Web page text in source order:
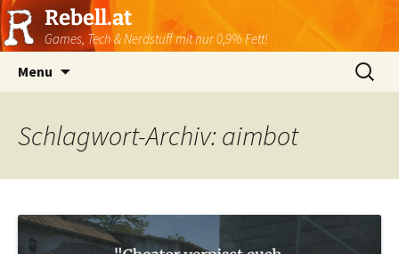
Rebell.at
Games, Tech & Nerdstuff mit nur 0,9% Fett!
Menu
Suchen
nach:
Schlagwort-Archiv: aimbot